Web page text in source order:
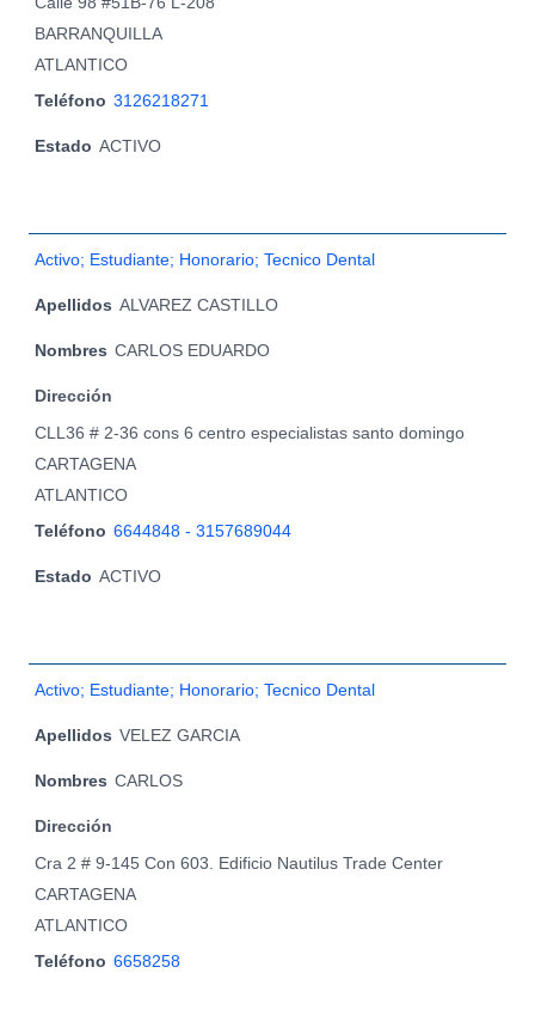
BARRANQUILLA
ATLANTICO
Teléfono 3126218271
Estado ACTIVO
Activo; Estudiante; Honorario; Tecnico Dental
Apellidos ALVAREZ CASTILLO
Nombres CARLOS EDUARDO
Dirección
CLL36 # 2-36 cons 6 centro especialistas santo domingo
CARTAGENA
ATLANTICO
Teléfono 6644848 - 3157689044
Estado ACTIVO
Activo; Estudiante; Honorario; Tecnico Dental
Apellidos VELEZ GARCIA
Nombres CARLOS
Dirección
Cra 2 # 9-145 Con 603. Edificio Nautilus Trade Center
CARTAGENA
ATLANTICO
Teléfono 6658258